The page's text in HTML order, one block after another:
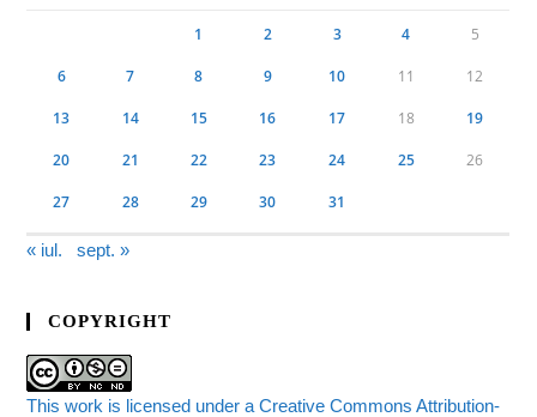
1 2 3 4 5
6 7 8 9 10 11 12
13 14 15 16 17 18 19
20 21 22 23 24 25 26
27 28 29 30 31
« iul. sept. »
COPYRIGHT
This work is licensed under a Creative Commons Attribution-